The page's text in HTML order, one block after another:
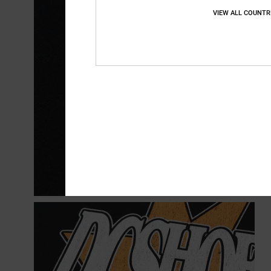
VIEW ALL